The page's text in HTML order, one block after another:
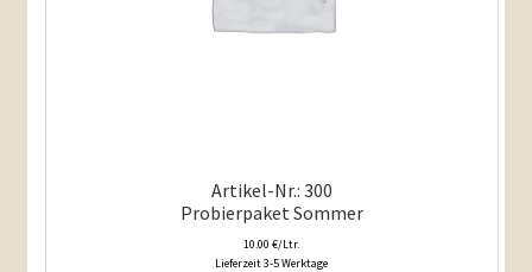
Artikel-Nr.: 300
Probierpaket Sommer
10.00 €/Ltr.
Lieferzeit 3-5 Werktage